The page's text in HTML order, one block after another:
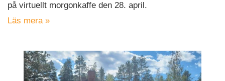
på virtuellt morgonkaffe den 28. april.
Läs mera »